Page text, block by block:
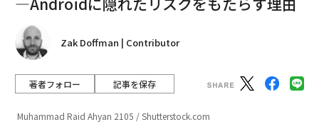
Zak Doffman | Contributor
著者フォロー 記事を保存
Muhammad Raid Ahyan 2105 / Shutterstock.com